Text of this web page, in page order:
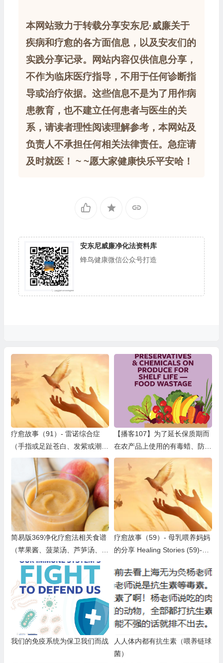
本网站致力于转载分享安东尼·威廉关于
疾病和疗愈的各方面信息，以及安友们的
实践分享记录。网站内容仅供信息分享，
不作为临床医疗指导，不用于任何诊断指
导或治疗依据。这些信息不是为了用作病
患教育，也不建立任何患者与医生的关
系，请读者理性阅读理解参考，本网站及
负责人不承担任何相关法律责任。急症请
及时就医！ ~ ~愿大家健康快乐平安哈！
安东尼威廉净化法资料库
蜂鸟健康微信公众号打造
疗愈故事（91）- 雷诺综合症
（手指或足趾苍白、发紫或潮
红） Heaing Raynaud's Syndro
【播客107】为了延长保质期而
在农产品上使用的有毒蜡、防腐
剂和化学品——食物浪费问题
简易版369净化疗愈法相关食谱
（苹果酱、菠菜汤、芦笋汤、西
葫芦罗勒汤、热香料苹果汁）
疗愈故事（59）- 母乳喂养妈妈
的分享 Healing Stories (59)-Br
我们的免疫系统为保卫我们而战
人人体内都有抗生素（喂养链球
菌）